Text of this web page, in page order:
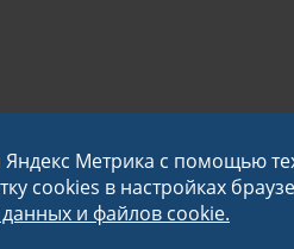
данных
Яндекс Метрика с помощью
cookies в настройках
и файлов cookie.